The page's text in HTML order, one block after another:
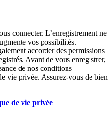
connecter. L’enregistrement ne
vos possibilités.
accorder des permissions
Avant de vous enregistrer,
de nos conditions
vie privée. Assurez-vous de bien
de vie privée